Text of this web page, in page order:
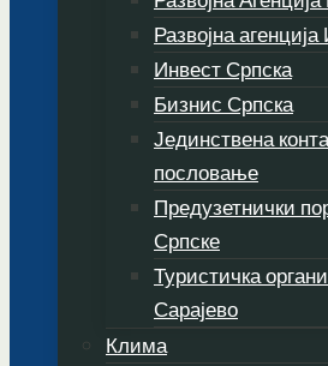
Развојна
Инвест Српска
Бизнис Српска
Јединствена
пословање
Предузетнички
Српске
Туристичка
Сарајево
Клима